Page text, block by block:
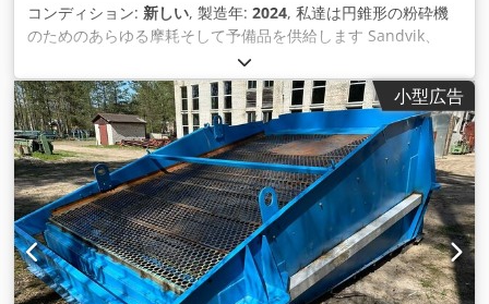
コンディション: 新しい, 製造年: 2024, 私達は円錐形の粉砕機
のためのあらゆる摩耗そして予備品を供給します Sandvik、
Allis Chalmers、Metso。ノルドバーグ、シモンズ。マント
ル、凹面、ブッシュ、ギア、ピストン。EUR1可能! Dsdpfx
Adodry Axoysck
小型広告